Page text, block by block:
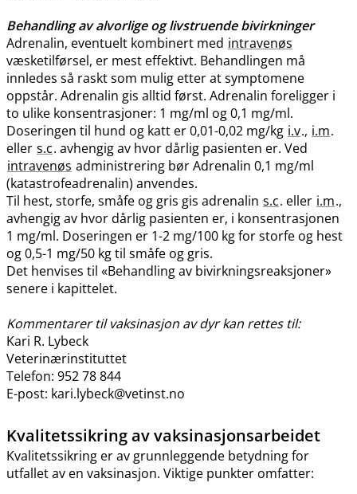
Behandling av alvorlige og livstruende bivirkninger
Adrenalin, eventuelt kombinert med intravenøs
væsketilførsel, er mest effektivt. Behandlingen må
innledes så raskt som mulig etter at symptomene
oppstår. Adrenalin gis alltid først. Adrenalin foreligger i
to ulike konsentrasjoner: 1 mg/ml og 0,1 mg​/​ml.
Doseringen til hund og katt er 0,01-0,02 mg/kg i.v., i.m.
eller s.c. avhengig av hvor dårlig pasienten er. Ved
intravenøs administrering bør Adrenalin 0,1 mg/ml
(katastrofeadrenalin) anvendes.
Til hest, storfe, småfe og gris gis adrenalin s.c. eller i.m.,
avhengig av hvor dårlig pasienten er, i konsentrasjonen
1 mg​/​ml. Doseringen er 1-2 mg/100 kg for storfe og hest
og 0,5-1 mg/50 kg til småfe og gris.
Det henvises til «Behandling av bivirkningsreaksjoner»
senere i kapittelet.
Kommentarer til vaksinasjon av dyr kan rettes til:
Kari R. Lybeck
Veterinærinstituttet
Telefon: 952 78 844
E-post: kari.lybeck@vetinst.no
Kvalitetssikring av vaksinasjonsarbeidet
Kvalitetssikring er av grunnleggende betydning for
utfallet av en vaksinasjon. Viktige punkter omfatter: